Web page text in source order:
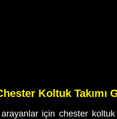
Koltuk Takımı
için chester